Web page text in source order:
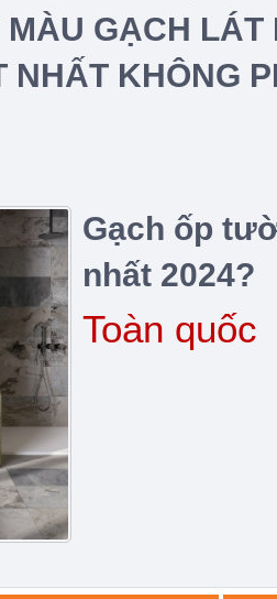
GẠCH LÁT
NHẤT KHÔNG
Gạch ốp
nhất 2024?
Toàn quốc